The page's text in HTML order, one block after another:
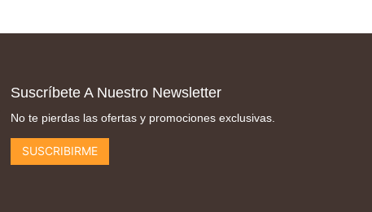
Suscríbete A Nuestro Newsletter
No te pierdas las ofertas y promociones exclusivas.
SUSCRIBIRME